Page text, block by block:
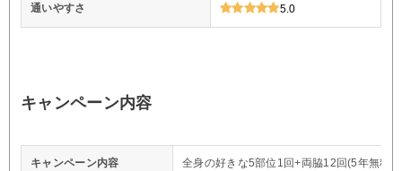
通いやすさ 5.0
キャンペーン内容
キャンペーン内容 全身の好きな5部位1回+両脇12回(5年無料